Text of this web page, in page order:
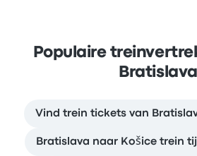
Populaire
Bratislava
Vind trein tickets van
Bratislava naar Košice trein